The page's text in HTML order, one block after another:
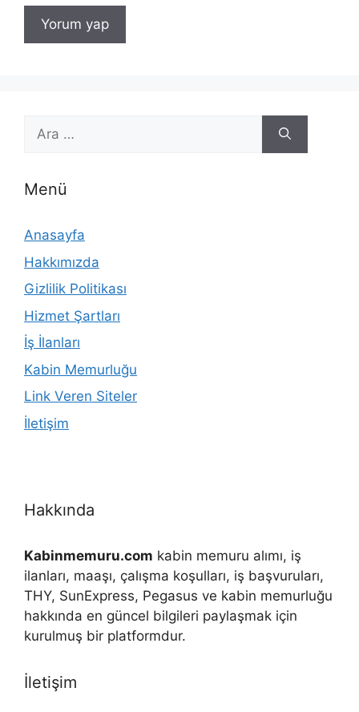
için
Menü
Anasayfa
Hakkımızda
Gizlilik Politikası
Hizmet Şartları
İş İlanları
Kabin Memurluğu
Link Veren Siteler
İletişim
Hakkında
Kabinmemuru.com kabin memuru alımı, iş
ilanları, maaşı, çalışma koşulları, iş başvuruları,
THY, SunExpress, Pegasus ve kabin memurluğu
hakkında en güncel bilgileri paylaşmak için
kurulmuş bir platformdur.
İletişim